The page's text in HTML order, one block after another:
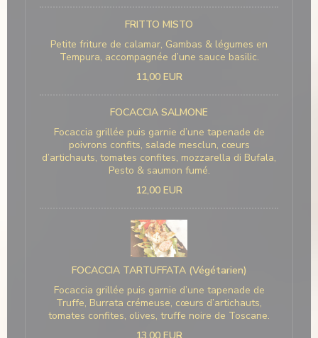
FRITTO MISTO
Petite friture de calamar, Gambas & légumes en
Tempura, accompagnée d’une sauce basilic.
11,00 EUR
FOCACCIA SALMONE
Focaccia grillée puis garnie d’une tapenade de
poivrons confits, salade mesclun, cœurs
d’artichauts, tomates confites, mozzarella di Bufala,
Pesto & saumon fumé.
12,00 EUR
FOCACCIA TARTUFFATA (Végétarien)
Focaccia grillée puis garnie d’une tapenade de
Truffe, Burrata crémeuse, cœurs d’artichauts,
tomates confites, olives, truffe noire de Toscane.